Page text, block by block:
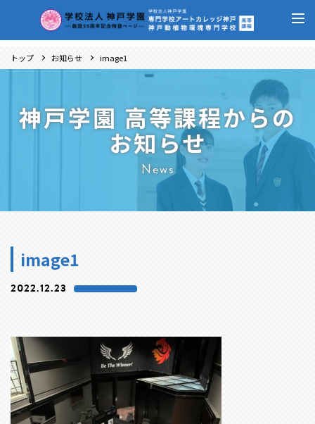
トップ お知らせ image1
神戸学園 高等課程からの
お知らせ
News
image1
2022.12.23